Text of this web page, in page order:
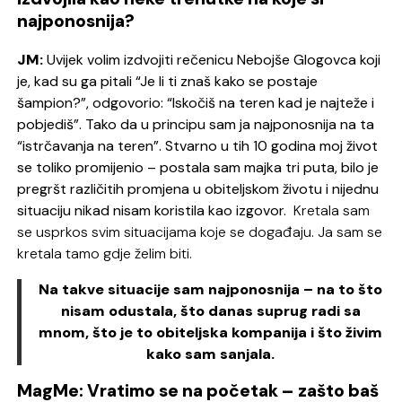
najponosnija?
JM:Uvijek volim izdvojiti rečenicu Nebojše Glogovca koji
je, kad su ga pitali “Je li ti znaš kako se postaje
šampion?”, odgovorio: “Iskočiš na teren kad je najteže i
pobjediš”. Tako da u principu sam ja najponosnija na ta
“istrčavanja na teren”. Stvarno u tih 10 godina moj život
se toliko promijenio – postala sam majka tri puta, bilo je
pregršt različitih promjena u obiteljskom životu i nijednu
situaciju nikad nisam koristila kao izgovor.Kretala sam
se usprkos svim situacijama koje se događaju. Ja sam se
kretala tamo gdje želim biti.
Na takve situacije sam najponosnija – na to što
nisam odustala, što danas suprug radi sa
mnom, što je to obiteljska kompanija i što živim
kako sam sanjala.
MagMe: Vratimo se na početak – zašto baš